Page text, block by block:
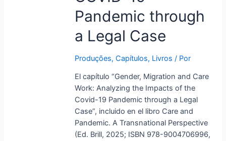
Pandemic through
a Legal Case
Produções,Capítulos, Livros / Por
El capítulo “Gender, Migration and Care
Work: Analyzing the Impacts of the
Covid-19 Pandemic through a Legal
Case”, incluido en el libro Care and
Pandemic. A Transnational Perspective
(Ed. Brill, 2025; ISBN 978-9004706996,
Impacts
of
COVID-
Pandemic
through
a
Legal
Case